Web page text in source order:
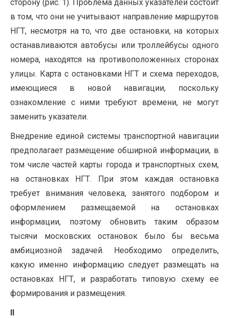
сторону (рис. 1). Проблема данных указателей состоит
в том, что они не учитывают направление маршрутов
НГТ, несмотря на то, что две остановки, на которых
останавливаются автобусы или троллейбусы одного
номера, находятся на противоположенных сторонах
улицы. Карта с остановками НГТ и схема переходов,
имеющиеся в новой навигации, поскольку
ознакомление с ними требуют времени, не могут
заменить указатели.
Внедрение единой системы транспортной навигации
предполагает размещение обширной информации, в
том числе частей карты города и транспортных схем,
на остановках НГТ. При этом каждая остановка
требует внимания человека, занятого подбором и
оформлением размещаемой на остановках
информации, поэтому обновить таким образом
тысячи московских остановок было бы весьма
амбициозной задачей. Необходимо определить,
какую именно информацию следует размещать на
остановках НГТ, и разработать типовую схему ее
формирования и размещения.
II